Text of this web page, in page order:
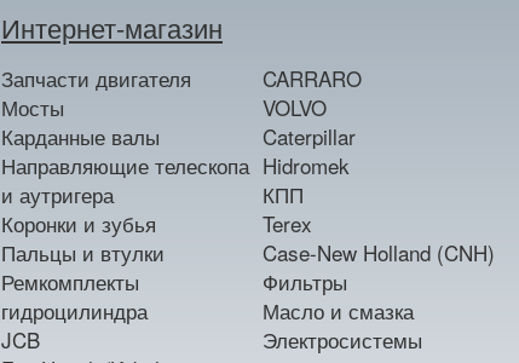
Интернет-магазин
Запчасти двигателя
Мосты
Карданные валы
Направляющие телескопа
и аутригера
Коронки и зубья
Пальцы и втулки
Ремкомплекты
гидроцилиндра
JCB
CARRARO
VOLVO
Caterpillar
Hidromek
КПП
Terex
Case-New Holland (CNH)
Фильтры
Масло и смазка
Электросистемы